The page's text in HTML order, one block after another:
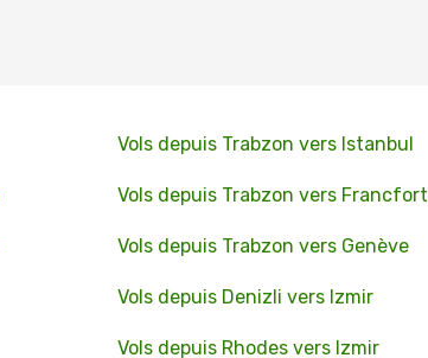
Vols depuis Trabzon vers Istanbul
Vols depuis Trabzon vers Francfort
Vols depuis Trabzon vers Genève
Vols depuis Denizli vers Izmir
Vols depuis Rhodes vers Izmir